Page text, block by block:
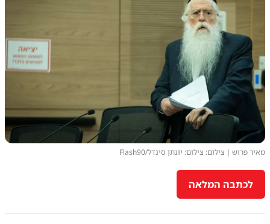
מאיר פרוש | צילום: צילום: יונתן סינדל/Flash90
לכתבה המלאה